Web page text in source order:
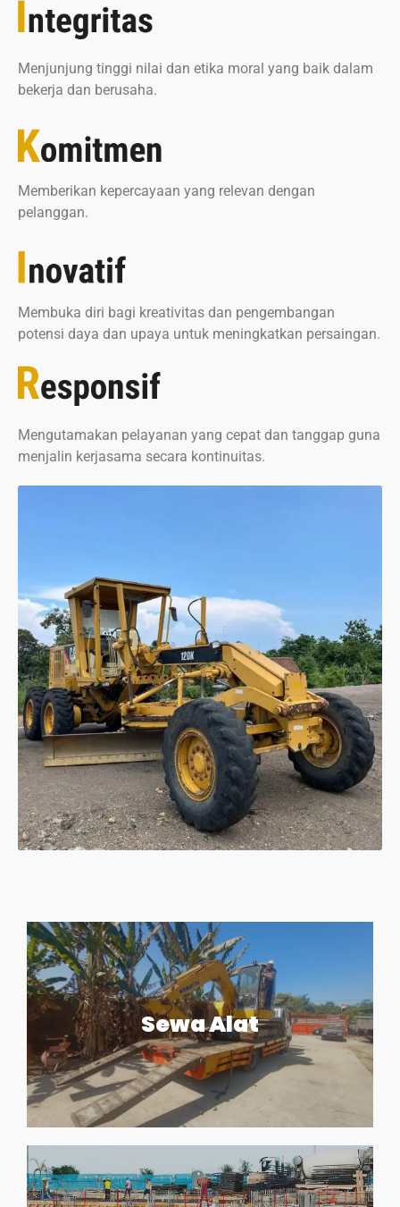
Menjunjung tinggi nilai dan etika moral yang baik dalam
bekerja dan berusaha.
Memberikan kepercayaan yang relevan dengan
pelanggan.
Membuka diri bagi kreativitas dan pengembangan
potensi daya dan upaya untuk meningkatkan persaingan.
Mengutamakan pelayanan yang cepat dan tanggap guna
menjalin kerjasama secara kontinuitas.
Sewa Alat